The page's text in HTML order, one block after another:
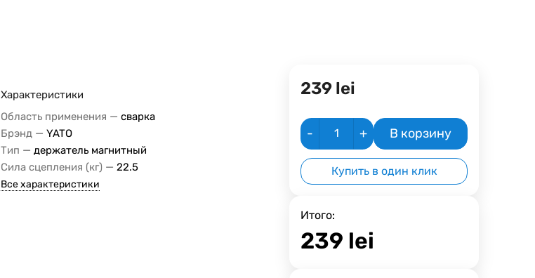
Характеристики
Область применения — сварка
Брэнд — YATO
Тип — держатель магнитный
Сила сцепления (кг) — 22.5
Все характеристики
239 lei
- + В корзину
Купить в один клик
Итого:
239 lei